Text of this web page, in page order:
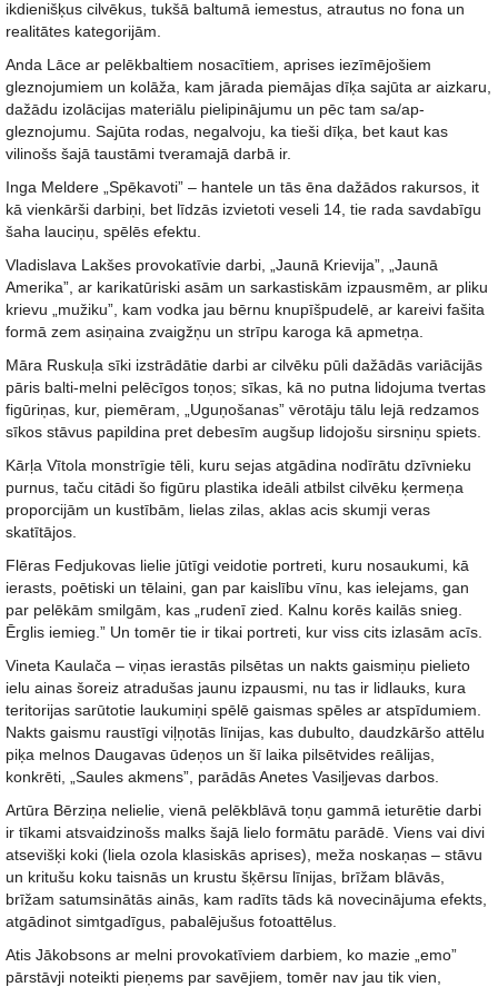
ikdienišķus cilvēkus, tukšā baltumā iemestus, atrautus no fona un
realitātes kategorijām.
Anda Lāce ar pelēkbaltiem nosacītiem, aprises iezīmējošiem
gleznojumiem un kolāža, kam jārada piemājas dīķa sajūta ar aizkaru,
dažādu izolācijas materiālu pielipinājumu un pēc tam sa/ap-
gleznojumu. Sajūta rodas, negalvoju, ka tieši dīķa, bet kaut kas
vilinošs šajā taustāmi tveramajā darbā ir.
Inga Meldere „Spēkavoti” – hantele un tās ēna dažādos rakursos, it
kā vienkārši darbiņi, bet līdzās izvietoti veseli 14, tie rada savdabīgu
šaha lauciņu, spēlēs efektu.
Vladislava Lakšes provokatīvie darbi, „Jaunā Krievija”, „Jaunā
Amerika”, ar karikatūriski asām un sarkastiskām izpausmēm, ar pliku
krievu „mužiku”, kam vodka jau bērnu knupīšpudelē, ar kareivi fašita
formā zem asiņaina zvaigžņu un strīpu karoga kā apmetņa.
Māra Ruskuļa sīki izstrādātie darbi ar cilvēku pūli dažādās variācijās
pāris balti-melni pelēcīgos toņos; sīkas, kā no putna lidojuma tvertas
figūriņas, kur, piemēram, „Uguņošanas” vērotāju tālu lejā redzamos
sīkos stāvus papildina pret debesīm augšup lidojošu sirsniņu spiets.
Kārļa Vītola monstrīgie tēli, kuru sejas atgādina nodīrātu dzīvnieku
purnus, taču citādi šo figūru plastika ideāli atbilst cilvēku ķermeņa
proporcijām un kustībām, lielas zilas, aklas acis skumji veras
skatītājos.
Flēras Fedjukovas lielie jūtīgi veidotie portreti, kuru nosaukumi, kā
ierasts, poētiski un tēlaini, gan par kaislību vīnu, kas ielejams, gan
par pelēkām smilgām, kas „rudenī zied. Kalnu korēs kailās snieg.
Ērglis iemieg.” Un tomēr tie ir tikai portreti, kur viss cits izlasām acīs.
Vineta Kaulača – viņas ierastās pilsētas un nakts gaismiņu pielieto
ielu ainas šoreiz atradušas jaunu izpausmi, nu tas ir lidlauks, kura
teritorijas sarūtotie laukumiņi spēlē gaismas spēles ar atspīdumiem.
Nakts gaismu raustīgi viļņotās līnijas, kas dubulto, daudzkāršo attēlu
piķa melnos Daugavas ūdeņos un šī laika pilsētvides reālijas,
konkrēti, „Saules akmens”, parādās Anetes Vasiļjevas darbos.
Artūra Bērziņa nelielie, vienā pelēkblāvā toņu gammā ieturētie darbi
ir tīkami atsvaidzinošs malks šajā lielo formātu parādē. Viens vai divi
atsevišķi koki (liela ozola klasiskās aprises), meža noskaņas – stāvu
un kritušu koku taisnās un krustu šķērsu līnijas, brīžam blāvās,
brīžam satumsinātās ainās, kam radīts tāds kā novecinājuma efekts,
atgādinot simtgadīgus, pabalējušus fotoattēlus.
Atis Jākobsons ar melni provokatīviem darbiem, ko mazie „emo”
pārstāvji noteikti pieņems par savējiem, tomēr nav jau tik vien,